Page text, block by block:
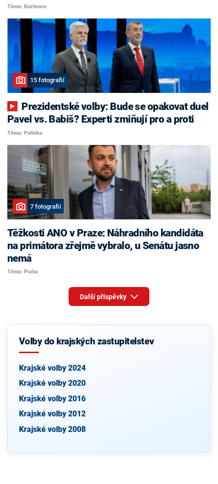
Téma: Rozhovor
15 fotografií
Pavel vs. Babiš? Experti zmiňují pro a proti
Téma: Politika
7 fotografií
Těžkosti ANO v Praze: Náhradního kandidáta
na primátora zřejmě vybralo, u Senátu jasno
nemá
Téma: Praha
Další příspěvky
Volby do krajských zastupitelstev
Krajské volby 2024
Krajské volby 2020
Krajské volby 2016
Krajské volby 2012
Krajské volby 2008